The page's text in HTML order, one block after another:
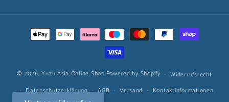
Zahlungsmethoden
© 2026,Yuzu Asia Online Shop Powered by Shopify
Widerrufsrecht
Datenschutzerklärung
AGB Versand
Kontaktinformationen